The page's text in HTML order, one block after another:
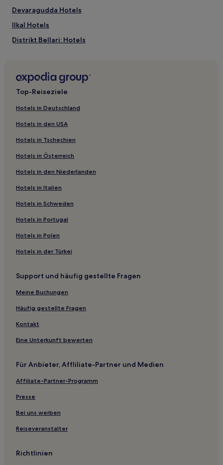
können
zusätzliche
Bedingungen
gelten.
Devaragudda Hotels
Ilkal Hotels
Distrikt Bellari: Hotels
Haveri Hotels
Hotels nahe Kannada University
Kundgol Hotels
Distrikt Raichur: Hotels
Karajgi Hotels
Hotels nahe Jindal
Sindhanur Hotels
3-Sterne-Hotels in Hospet
Top-Reiseziele
Hotels in Deutschland
Hotels in den USA
Hotels in Tschechien
Hotels in Österreich
Hotels in den Niederlanden
Hotels in Italien
Hotels in Schweden
Hotels in Portugal
Hotels in Polen
Hotels in der Türkei
Support und häufig gestellte Fragen
Meine Buchungen
Häufig gestellte Fragen
Kontakt
Eine Unterkunft bewerten
Für Anbieter, Affliliate-Partner und Medien
Affiliate-Partner-Programm
Presse
Bei uns werben
Reiseveranstalter
Richtlinien